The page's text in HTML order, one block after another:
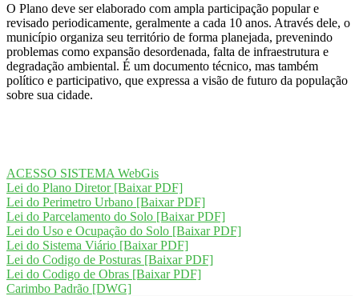
O Plano deve ser elaborado com ampla participação popular e
revisado periodicamente, geralmente a cada 10 anos. Através dele, o
município organiza seu território de forma planejada, prevenindo
problemas como expansão desordenada, falta de infraestrutura e
degradação ambiental. É um documento técnico, mas também
político e participativo, que expressa a visão de futuro da população
sobre sua cidade.
ACESSO SISTEMA WebGis
Lei do Plano Diretor [Baixar PDF]
Lei do Perimetro Urbano [Baixar PDF]
Lei do Parcelamento do Solo [Baixar PDF]
Lei do Uso e Ocupação do Solo [Baixar PDF]
Lei do Sistema Viário [Baixar PDF]
Lei do Codigo de Posturas [Baixar PDF]
Lei do Codigo de Obras [Baixar PDF]
Carimbo Padrão [DWG]